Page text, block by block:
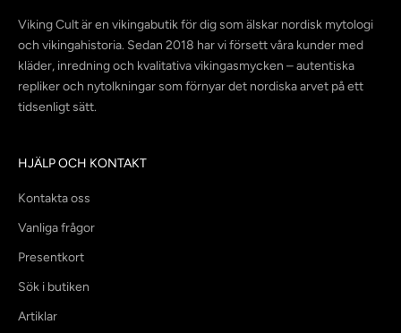
Viking Cult är en vikingabutik för dig som älskar nordisk mytologi
och vikingahistoria. Sedan 2018 har vi försett våra kunder med
kläder, inredning och kvalitativa vikingasmycken – autentiska
repliker och nytolkningar som förnyar det nordiska arvet på ett
tidsenligt sätt.
HJÄLP OCH KONTAKT
Kontakta oss
Vanliga frågor
Presentkort
Sök i butiken
Artiklar